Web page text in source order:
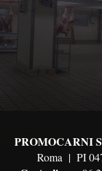
PROMOCARNI
Roma | PI